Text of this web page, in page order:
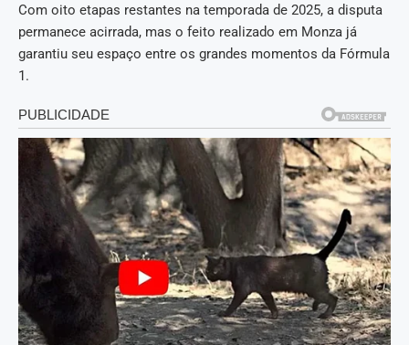
Com oito etapas restantes na temporada de 2025, a disputa
permanece acirrada, mas o feito realizado em Monza já
garantiu seu espaço entre os grandes momentos da Fórmula
1.